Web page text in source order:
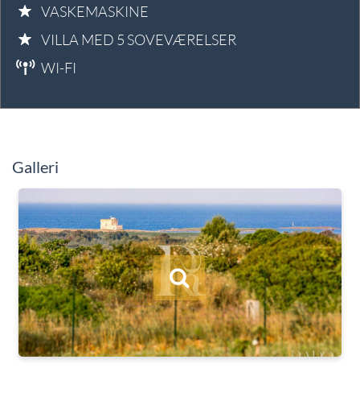
VASKEMASKINE
VILLA MED 5 SOVEVÆRELSER
WI-FI
Galleri